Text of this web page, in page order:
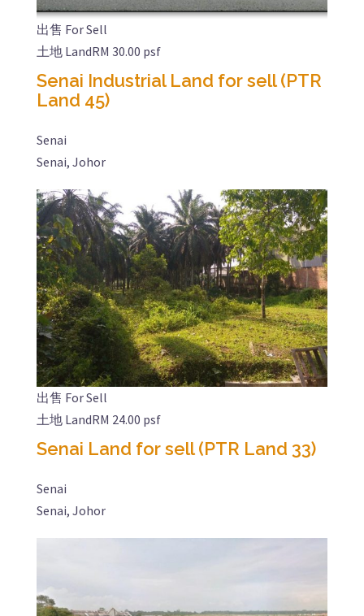
出售 For Sell
土地 LandRM 30.00 psf
Senai Industrial Land for sell (PTR
Land 45)
Senai
Senai, Johor
出售 For Sell
土地 LandRM 24.00 psf
Senai Land for sell (PTR Land 33)
Senai
Senai, Johor